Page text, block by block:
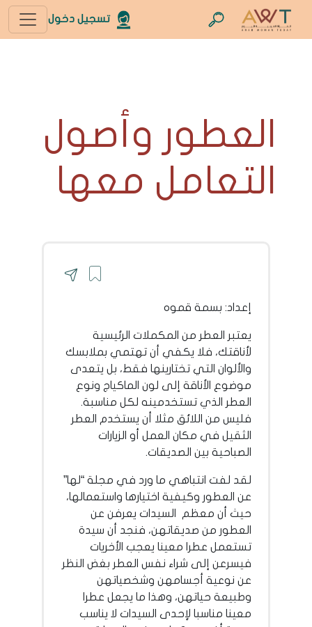
تسجيل دخول
العطور وأصول
التعامل معها
إعداد: بسمة قموه
يعتبر العطر من المكملات الرئيسية
لأناقتك، فلا يكفي أن تهتمي بملابسك
والألوان التي تختارينها فقط، بل يتعدى
موضوع الأناقة إلى لون الماكياج ونوع
العطر الذي تستخدمينه لكل مناسبة.
فليس من اللائق مثلا أن يستخدم العطر
الثقيل في مكان العمل أو الزيارات
الصباحية بين الصديقات.
لقد لفت انتباهي ما ورد في مجلة “لها”
عن العطور وكيفية اختيارها واستعمالها،
حيث أن معظم السيدات يعرفن عن
العطور من صديقاتهن، فنجد أن سيدة
تستعمل عطرا معينا يعجب الأخريات
فيسرعن إلى شراء نفس العطر بغض النظر
عن نوعية أجسامهن وشخصياتهن
وطبيعة حياتهن، وهذا ما يجعل عطرا
معينا مناسبا لإحدى السيدات لا يناسب